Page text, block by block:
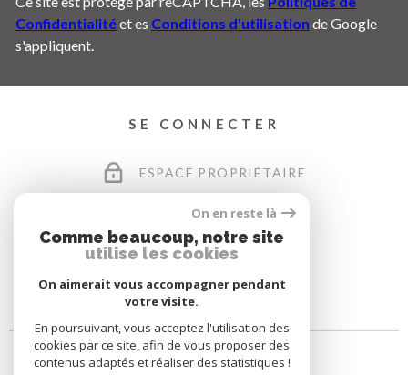
Confidentialitéet es Conditions d'utilisation de Google
s'appliquent.
SE CONNECTER
ESPACE PROPRIÉTAIRE
On en reste là
Comme beaucoup, notre site
utilise les cookies
On aimerait vous accompagner pendant
votre visite.
En poursuivant, vous acceptez l'utilisation des
cookies par ce site, afin de vous proposer des
contenus adaptés et réaliser des statistiques !